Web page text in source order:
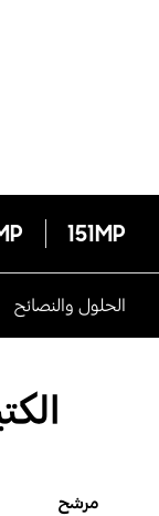
151MP
الحلول والنصائح
مرشح